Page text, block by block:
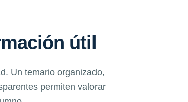
útil
Un temario organizado,
permiten valorar